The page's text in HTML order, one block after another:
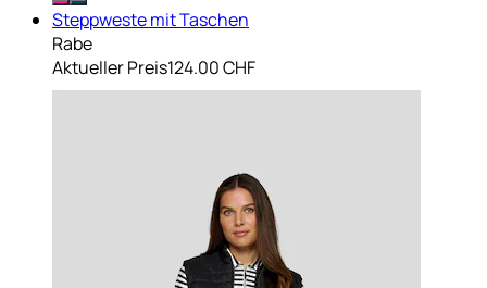
Steppweste mit Taschen
Rabe
Aktueller Preis124.00 CHF